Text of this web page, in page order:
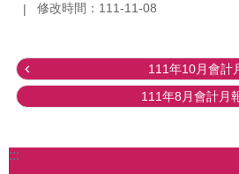
修改時間：111-11-08
111年10月會計
111年8月會計月
:::